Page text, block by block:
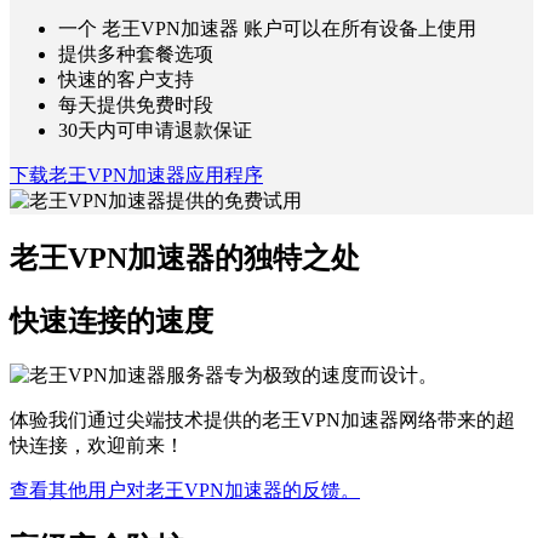
一个 老王VPN加速器 账户可以在所有设备上使用
提供多种套餐选项
快速的客户支持
每天提供免费时段
30天内可申请退款保证
下载老王VPN加速器应用程序
老王VPN加速器的独特之处
快速连接的速度
体验我们通过尖端技术提供的老王VPN加速器网络带来的超
快连接，欢迎前来！
查看其他用户对老王VPN加速器的反馈。